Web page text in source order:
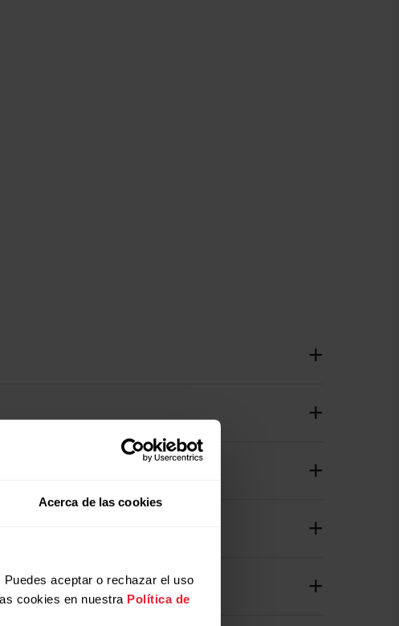
Acerca de las cookies
aceptar o rechazar el uso
cookies en nuestra Política de